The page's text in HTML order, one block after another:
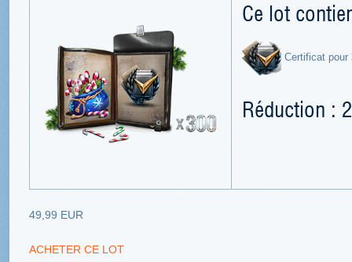
Ce lot
Certificat pour
Réduction :
49,99 EUR
ACHETER CE LOT